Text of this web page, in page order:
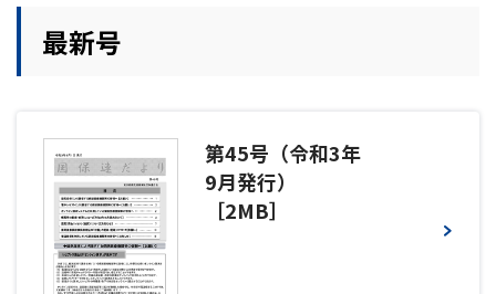
最新号
第45号（令和3年
9月発行）
［2MB］